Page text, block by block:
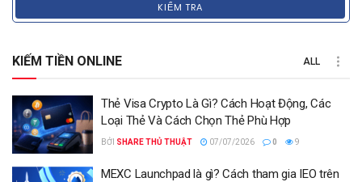
KIỂM TRA
KIẾM TIỀN ONLINE ALL
Thẻ Visa Crypto Là Gì? Cách Hoạt Động, Các
Loại Thẻ Và Cách Chọn Thẻ Phù Hợp
BỞI SHARE THỦ THUẬT 07/07/2026 0 9
MEXC Launchpad là gì? Cách tham gia IEO trên